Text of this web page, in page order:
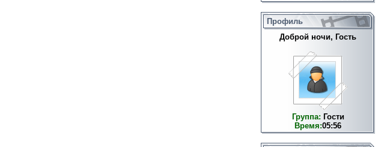
Профиль
Доброй ночи, Гость
Группа: Гости
Время:05:56